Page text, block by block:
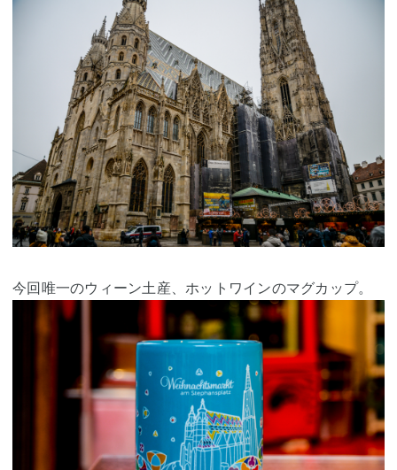
今回唯一のウィーン土産、ホットワインのマグカップ。